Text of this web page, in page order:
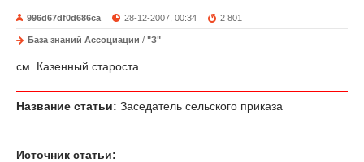
996d67df0d686ca 28-12-2007, 00:34 2 801
База знаний Ассоциации / "З"
см. Казенный староста
Название статьи: Заседатель сельского приказа
Источник статьи: